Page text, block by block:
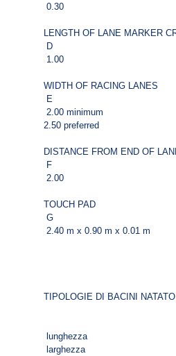
0.30
LENGTH OF LANE MARKER
D
1.00
WIDTH OF RACING LANES
E
2.00 minimum
2.50 preferred
DISTANCE FROM END OF
F
2.00
TOUCH PAD
G
2.40 m x 0.90 m x 0.01 m
TIPOLOGIE DI BACINI
lunghezza
larghezza